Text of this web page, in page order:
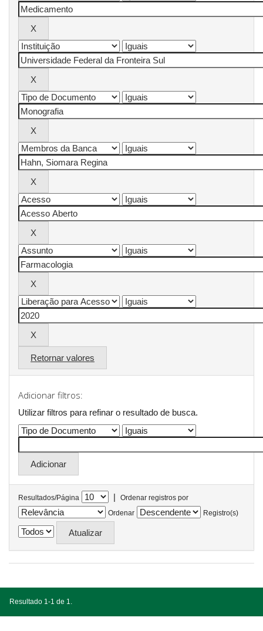
Retornar valores
Adicionar filtros:
Utilizar filtros para refinar o resultado de busca.
Resultados/Página |
Ordenar registros por
Ordenar
Registro(s)
Resultado 1-1 de 1.